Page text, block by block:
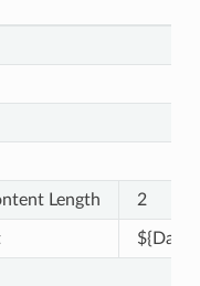
Length 2
${Data